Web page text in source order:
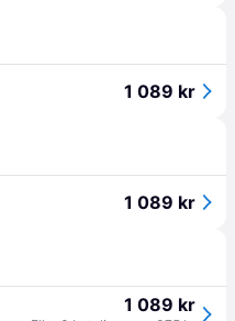
1 089 kr
1 089 kr
1 089 kr